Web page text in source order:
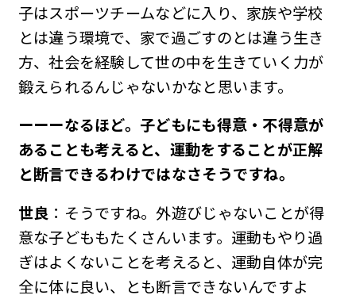
子はスポーツチームなどに入り、家族や学校
とは違う環境で、家で過ごすのとは違う生き
方、社会を経験して世の中を生きていく力が
鍛えられるんじゃないかなと思います。
ーーーなるほど。子どもにも得意・不得意が
あることも考えると、運動をすることが正解
と断言できるわけではなさそうですね。
世良 ：そうですね。外遊びじゃないことが得
意な子どももたくさんいます。運動もやり過
ぎはよくないことを考えると、運動自体が完
全に体に良い、とも断言できないんですよ